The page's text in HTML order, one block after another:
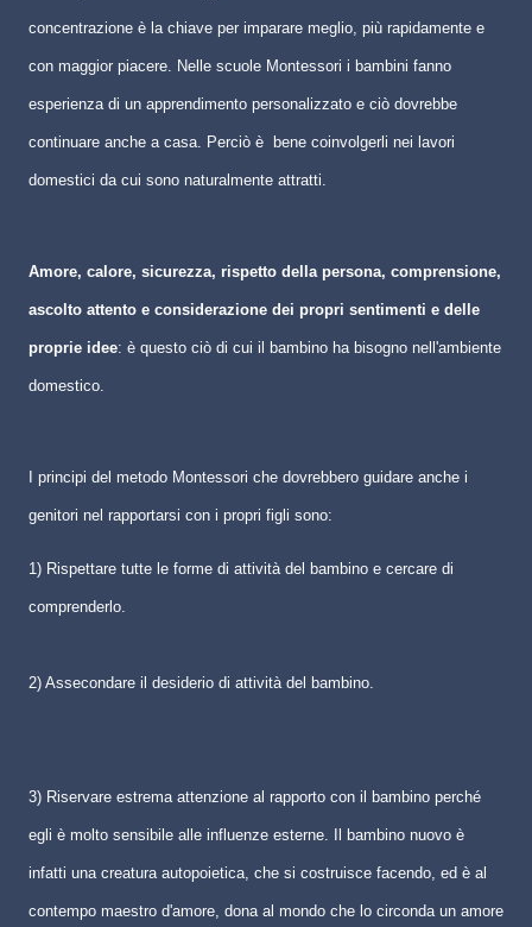
concentrazione è la chiave per imparare meglio, più rapidamente e
con maggior piacere. Nelle scuole Montessori i bambini fanno
esperienza di un apprendimento personalizzato e ciò dovrebbe
continuare anche a casa. Perciò è bene coinvolgerli nei lavori
domestici da cui sono naturalmente attratti.
Amore, calore, sicurezza, rispetto della persona, comprensione,
ascolto attento e considerazione dei propri sentimenti e delle
proprie idee: è questo ciò di cui il bambino ha bisogno nell'ambiente
domestico.
I principi del metodo Montessori che dovrebbero guidare anche i
genitori nel rapportarsi con i propri figli sono:
1) Rispettare tutte le forme di attività del bambino e cercare di
comprenderlo.
2) Assecondare il desiderio di attività del bambino.
3) Riservare estrema attenzione al rapporto con il bambino perché
egli è molto sensibile alle influenze esterne. Il bambino nuovo è
infatti una creatura autopoietica, che si costruisce facendo, ed è al
contempo maestro d'amore, dona al mondo che lo circonda un amore